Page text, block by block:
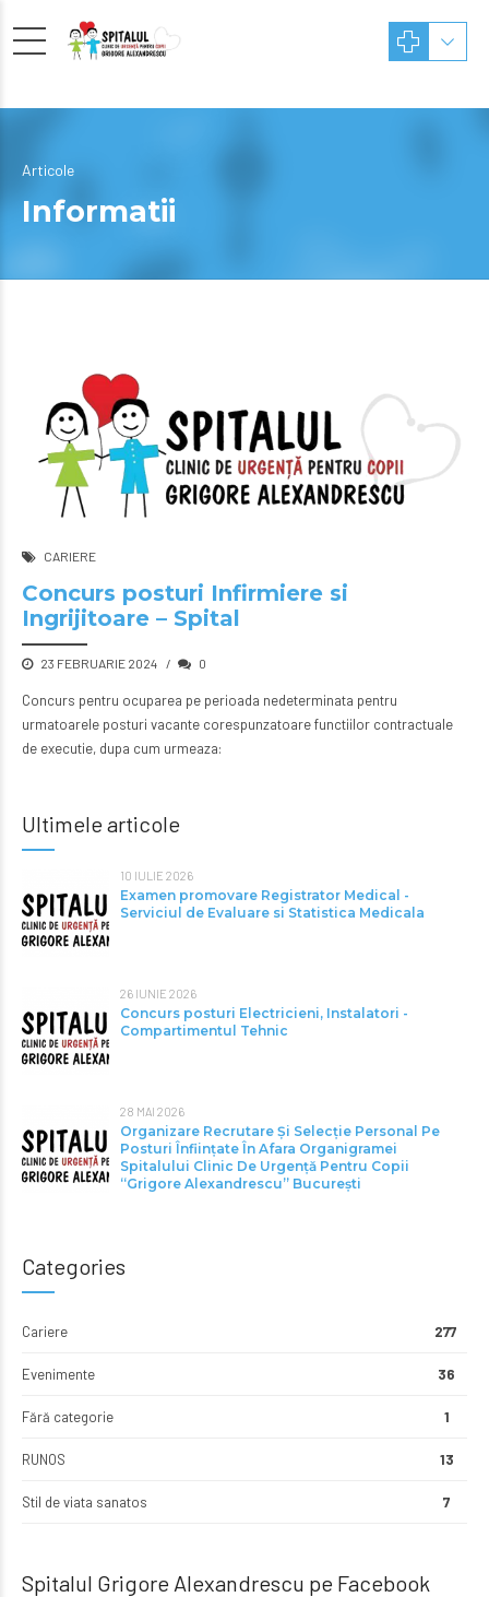
Articole
Informatii
CARIERE
Concurs posturi Infirmiere si
Ingrijitoare – Spital
23 FEBRUARIE 2024 0
Concurs pentru ocuparea pe perioada nedeterminata pentru
urmatoarele posturi vacante corespunzatoare functiilor contractuale
de executie, dupa cum urmeaza:
Ultimele articole
10 IULIE 2026
Examen promovare Registrator Medical -
Serviciul de Evaluare si Statistica Medicala
26 IUNIE 2026
Concurs posturi Electricieni, Instalatori -
Compartimentul Tehnic
28 MAI 2026
Organizare Recrutare Și Selecție Personal Pe
Posturi Înființate În Afara Organigramei
Spitalului Clinic De Urgență Pentru Copii
“Grigore Alexandrescu” Bucureşti
Categories
Cariere 277
Evenimente 36
Fără categorie 1
RUNOS 13
Stil de viata sanatos 7
Spitalul Grigore Alexandrescu pe Facebook